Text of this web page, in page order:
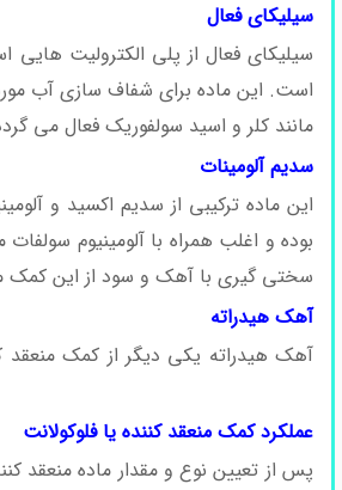
سیلیکای فعال
سیلیکای فعال از پلی الکترولیت هایی
است. این ماده برای شفاف سازی آب
مانند کلر و اسید سولفوریک فعال می
سدیم آلومینات
این ماده ترکیبی از سدیم اکسید و
سختی گیری با آهک و سود از این کمک
آهک هیدراته
آهک هیدراته یکی دیگر از کمک منعقد
عملکرد کمک منعقد کننده یا فلوکولانت
پس از تعیین نوع و مقدار ماده منعقد